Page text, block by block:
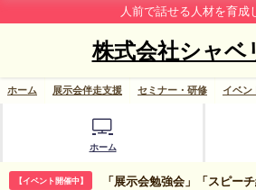
人前で話せる人材を育成
株式会社シャベ
ホーム 展示会伴走支援 セミナー・研修 イベン
ホーム
【イベント開催中】
「展示会勉強会」「スピー